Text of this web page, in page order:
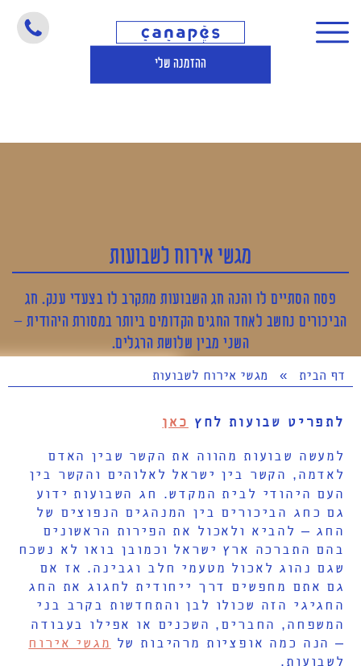
ההזמנה שלימגשי אירוח לשבועות
מגשי אירוח לשבועות
פסח הסתיים לו והנה חג השבועות מתקרב לו בצעדי ענק. חג
הביכורים נחשב לאחד החגים הקדומים ביותר במסורת היהודית –
השני מבין שלושת הרגלים.
דף הבית » מגשי אירוח לשבועות
לתפריט שבועות לחץ כאן
למעשה שבועות מהווה את הקשר שבין האדם
לאדמה, הקשר בין ישראל לאלוהים והקשר בין
העם היהודי לבית המקדש. חג השבועות ידוע
גם כחג הביכורים בין המנהגים הנפוצים של
החג – להביא ולאכול את הפירות הראשונים
בהם התברכה ארץ ישראל וכמובן בואו לא נשכח
שגם נהוג לאכול מטעמי חלב וגבינה. אז אם
גם אתם מחפשים דרך ייחודית לחגוג את החג
החגיגי הזה שכולו לבן והתחדשות בקרב בני
המשפחה, החברים, השכנים או אפילו בעבודה
– הנה כמה אופציות מרהיבות של מגשי אירוח
לשבועות.